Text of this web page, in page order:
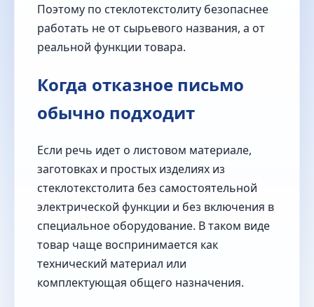
Поэтому по стеклотекстолиту безопаснее
работать не от сырьевого названия, а от
реальной функции товара.
Когда отказное письмо
обычно подходит
Если речь идет о листовом материале,
заготовках и простых изделиях из
стеклотекстолита без самостоятельной
электрической функции и без включения в
специальное оборудование. В таком виде
товар чаще воспринимается как
технический материал или
комплектующая общего назначения.